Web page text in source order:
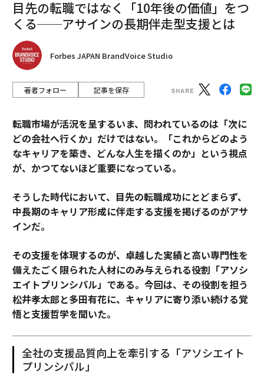
目先の転職ではなく「10年後の価値」をつ
くる──アサインの長期伴走型支援とは
Forbes JAPAN BrandVoice Studio
著者フォロー 記事を保存
転職市場が活況を呈するいま、問われているのは「次に
どの会社へ行くか」だけではない。「これからどのよう
なキャリアを築き、どんな人生を描くのか」という視点
が、かつてないほど重要になっている。
そうした時代において、目先の転職成功にとどまらず、
中長期のキャリア形成に伴走する支援を掲げるのがアサ
インだ。
その支援を体現するのが、卓越した実績と高い専門性を
備えたごく限られた人材にのみ与えられる役割「アソシ
エイトプリンシパル」である。今回は、その役割を担う
松井孝太郎と多田有花に、キャリアに寄り添い続ける覚
悟と支援哲学を聞いた。
全社の支援品質向上を牽引する「アソシエイト
プリンシパル」